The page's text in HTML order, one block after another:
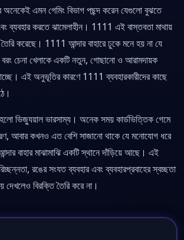
অনেকেই এমন গেমিং বিভাগ পছন্দ করেন যেগুলো বুঝতে
ব্যবহার করতে ঝামেলাহীন। 1111 এই বাস্তবতা মাথায়
তৈরি করেছে। 1111 আন্দার বাহারে ঢুকে মনে হয় না যে
চেনা খেলাকে একটি নতুন, গোছানো ও আরামদায়ক
এই অনুভূতির কারণে 1111 ব্যবহারকারীদের কাছে
ভিজ্যুয়াল ভারসাম্য। অনেক সময় কার্ডভিত্তিক গেমে
আবার কখনও এত বেশি সাজানো থাকে যে মনোযোগ ধরে
বাহার মাঝামাঝি একটি স্থানে দাঁড়িয়ে আছে। এই
রঙের সংযত ব্যবহার এবং ব্যবহারপ্রবাহের স্বচ্ছতা
দেখলেও বিরক্তি তৈরি করে না।